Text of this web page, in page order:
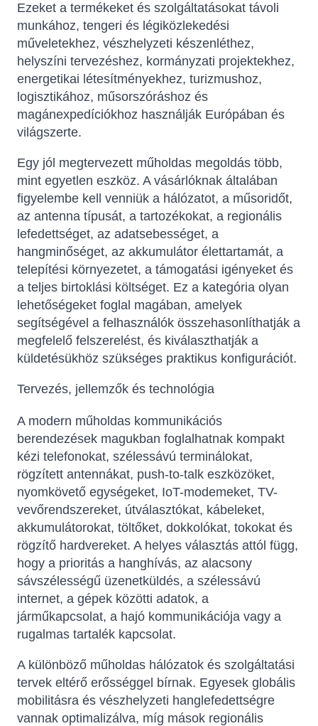
Ezeket a termékeket és szolgáltatásokat távoli
munkához, tengeri és légiközlekedési
műveletekhez, vészhelyzeti készenléthez,
helyszíni tervezéshez, kormányzati projektekhez,
energetikai létesítményekhez, turizmushoz,
logisztikához, műsorszóráshoz és
magánexpedíciókhoz használják Európában és
világszerte.
Egy jól megtervezett műholdas megoldás több,
mint egyetlen eszköz. A vásárlóknak általában
figyelembe kell venniük a hálózatot, a műsoridőt,
az antenna típusát, a tartozékokat, a regionális
lefedettséget, az adatsebességet, a
hangminőséget, az akkumulátor élettartamát, a
telepítési környezetet, a támogatási igényeket és
a teljes birtoklási költséget. Ez a kategória olyan
lehetőségeket foglal magában, amelyek
segítségével a felhasználók összehasonlíthatják a
megfelelő felszerelést, és kiválaszthatják a
küldetésükhöz szükséges praktikus konfigurációt.
Tervezés, jellemzők és technológia
A modern műholdas kommunikációs
berendezések magukban foglalhatnak kompakt
kézi telefonokat, szélessávú terminálokat,
rögzített antennákat, push-to-talk eszközöket,
nyomkövető egységeket, IoT-modemeket, TV-
vevőrendszereket, útválasztókat, kábeleket,
akkumulátorokat, töltőket, dokkolókat, tokokat és
rögzítő hardvereket. A helyes választás attól függ,
hogy a prioritás a hanghívás, az alacsony
sávszélességű üzenetküldés, a szélessávú
internet, a gépek közötti adatok, a
járműkapcsolat, a hajó kommunikációja vagy a
rugalmas tartalék kapcsolat.
A különböző műholdas hálózatok és szolgáltatási
tervek eltérő erősséggel bírnak. Egyesek globális
mobilitásra és vészhelyzeti hanglefedettségre
vannak optimalizálva, míg mások regionális